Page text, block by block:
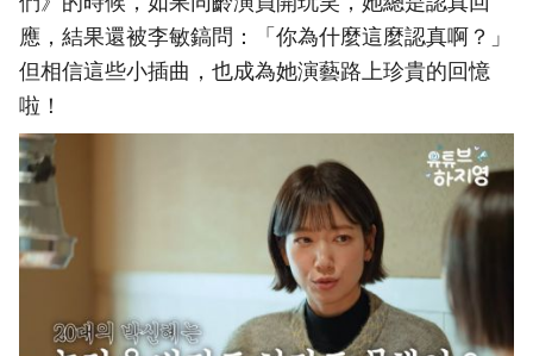
應，結果還被李敏鎬問：「你為什麼這麼認真啊？」
但相信這些小插曲，也成為她演藝路上珍貴的回憶
啦！